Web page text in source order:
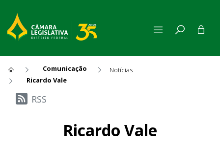
Comunicação
Notícias
Ricardo Vale
Últimas Notícias
RSS
Ricardo Vale